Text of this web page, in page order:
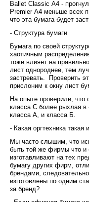
Ballet Classic А4 -
Premier А4 меньше всех
что эта бумага будет
- Структура бумаги
Бумага по своей
хаотичным
тоже влияет на
лист однороднее, тем
застревать. Проверить
прислоним к окну лист
На опыте проверили, что
класса С более рыхлая в
класса А, и класса Б.
- Какая оргтехника такая
Мы часто слышим, что
быть той же фирмы что и
изготавливают на тех
бумагу других фирм,
брендами,
изготовлены по одним
за бренд?